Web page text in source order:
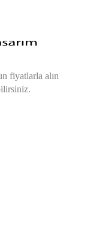
fiyatlarla alın